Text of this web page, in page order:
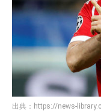
出典： https://news-